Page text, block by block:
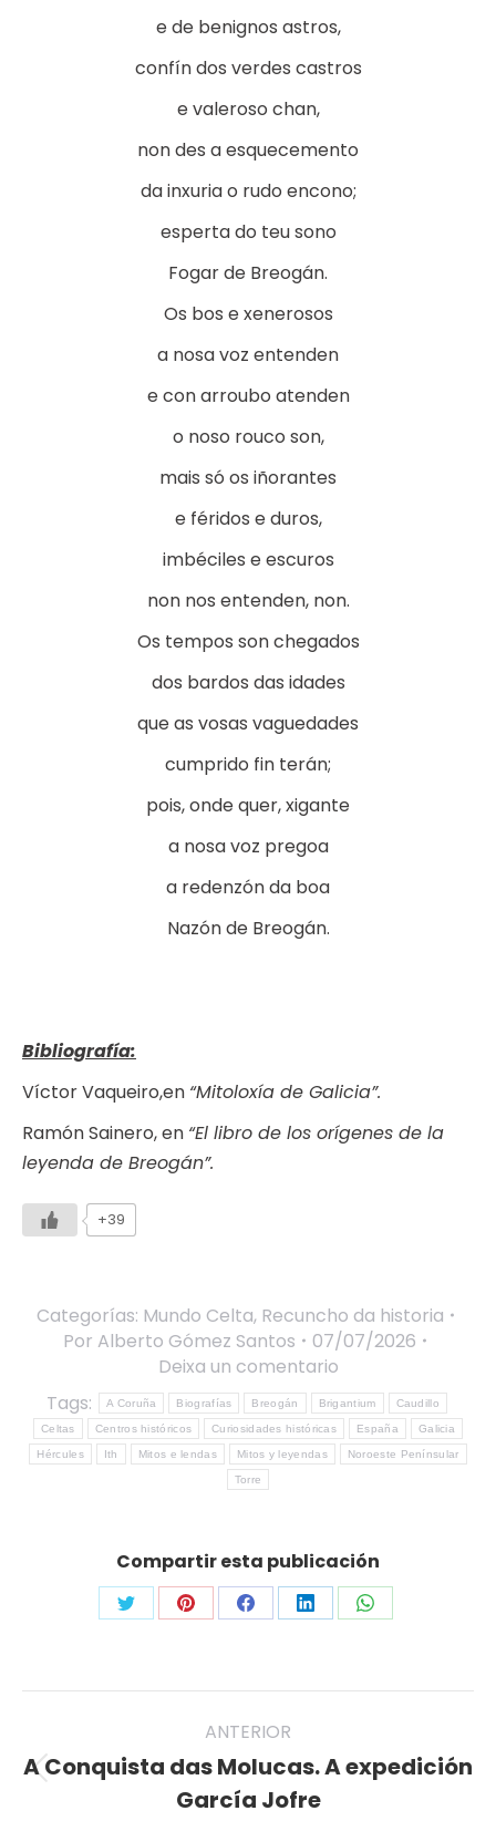
e de benignos astros,
confín dos verdes castros
e valeroso chan,
non des a esquecemento
da inxuria o rudo encono;
esperta do teu sono
Fogar de Breogán.
Os bos e xenerosos
a nosa voz entenden
e con arroubo atenden
o noso rouco son,
mais só os iñorantes
e féridos e duros,
imbéciles e escuros
non nos entenden, non.
Os tempos son chegados
dos bardos das idades
que as vosas vaguedades
cumprido fin terán;
pois, onde quer, xigante
a nosa voz pregoa
a redenzón da boa
Nazón de Breogán.
Bibliografía:
Víctor Vaqueiro,en “Mitoloxía de Galicia”.
Ramón Sainero, en “El libro de los orígenes de la
leyenda de Breogán”.
+39
Categorías: Mundo Celta, Recuncho da historia
Por Alberto Gómez Santos
07/07/2026
Deixa un comentario
Tags:
A Coruña Biografías Breogán Brigantium Caudillo
Celtas Centros históricos Curiosidades históricas España Galicia
Hércules Ith Mitos e lendas Mitos y leyendas Noroeste Penínsular
Torre
Compartir esta publicación
Share Share Share Share Share
navigation
ANTERIOR
Previous
post:
A Conquista das Molucas. A expedición
García Jofre